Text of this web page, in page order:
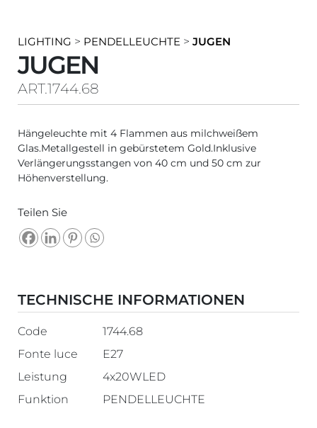
LIGHTING > PENDELLEUCHTE >JUGEN
JUGEN
ART.1744.68
Hängeleuchte mit 4 Flammen aus milchweißem
Glas.Metallgestell in gebürstetem Gold.Inklusive
Verlängerungsstangen von 40 cm und 50 cm zur
Höhenverstellung.
Teilen Sie
TECHNISCHE INFORMATIONEN
Code
1744.68
Fonte luce
E27
Leistung
4x20WLED
Funktion
PENDELLEUCHTE